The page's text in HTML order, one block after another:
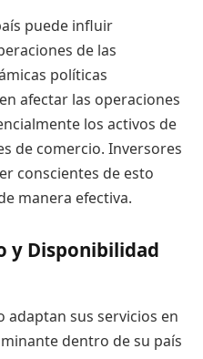
puede influir
de las
políticas
afectar las operaciones
los activos de
de comercio. Inversores
conscientes de esto
manera efectiva.
y Disponibilidad
adaptan sus servicios en
dentro de su país